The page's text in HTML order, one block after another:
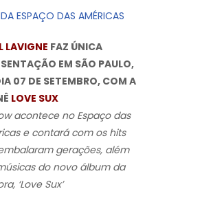
ESPAÇO DAS AMÉRICAS
LAVIGNE FAZ ÚNICA
EM SÃO PAULO,
07 DE SETEMBRO, COM A
LOVE SUX
acontece no Espaço das
e contará com os hits
gerações, além
do novo álbum da
‘Love Sux’